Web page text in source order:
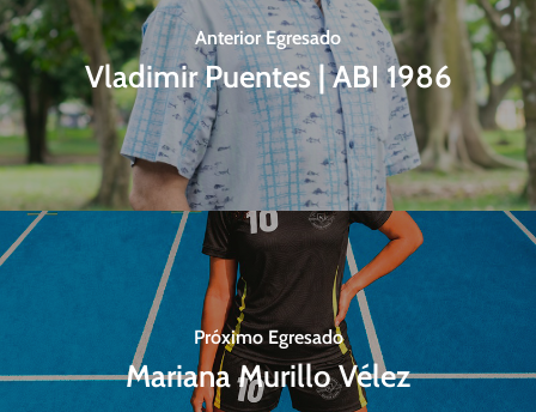
Anterior Egresado
Vladimir Puentes | ABI 1986
Próximo Egresado
Mariana Murillo Vélez